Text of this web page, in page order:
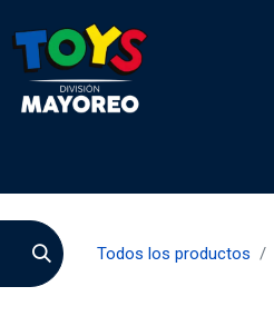
Todos los productos